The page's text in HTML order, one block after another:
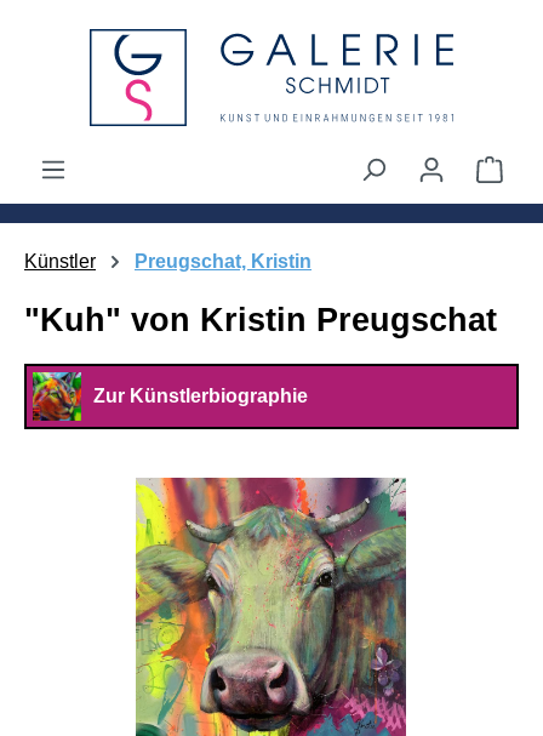
springen
Künstler Preugschat, Kristin
"Kuh" von Kristin Preugschat
Zur Künstlerbiographie
Bildergalerie überspringen